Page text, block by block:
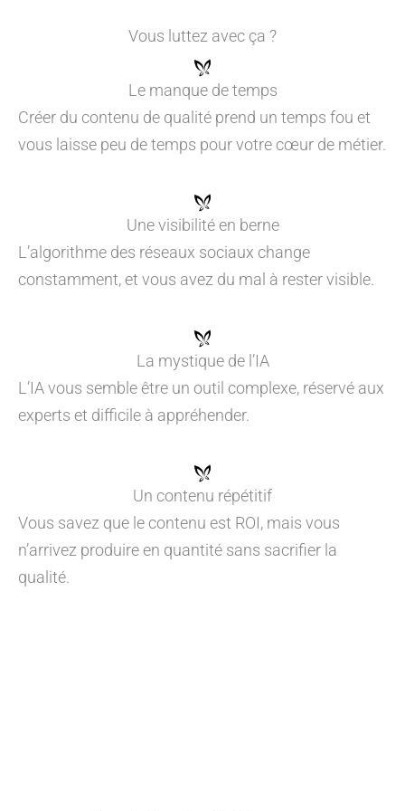
Vous luttez avec ça ?
Le manque de temps
Créer du contenu de qualité prend un temps fou et
vous laisse peu de temps pour votre cœur de métier.
Une visibilité en berne
L’algorithme des réseaux sociaux change
constamment, et vous avez du mal à rester visible.
La mystique de l’IA
L’IA vous semble être un outil complexe, réservé aux
experts et difficile à appréhender.
Un contenu répétitif
Vous savez que le contenu est ROI, mais vous
n’arrivez produire en quantité sans sacrifier la
qualité.